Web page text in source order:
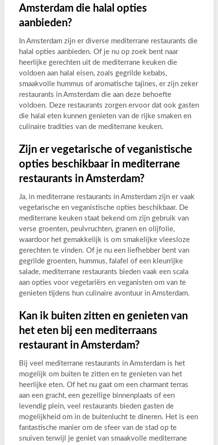
Amsterdam die halal opties
aanbieden?
In Amsterdam zijn er diverse mediterrane restaurants die
halal opties aanbieden. Of je nu op zoek bent naar
heerlijke gerechten uit de mediterrane keuken die
voldoen aan halal eisen, zoals gegrilde kebabs,
smaakvolle hummus of aromatische tajines, er zijn zeker
restaurants in Amsterdam die aan deze behoefte
voldoen. Deze restaurants zorgen ervoor dat ook gasten
die halal eten kunnen genieten van de rijke smaken en
culinaire tradities van de mediterrane keuken.
Zijn er vegetarische of veganistische
opties beschikbaar in mediterrane
restaurants in Amsterdam?
Ja, in mediterrane restaurants in Amsterdam zijn er vaak
vegetarische en veganistische opties beschikbaar. De
mediterrane keuken staat bekend om zijn gebruik van
verse groenten, peulvruchten, granen en olijfolie,
waardoor het gemakkelijk is om smakelijke vleesloze
gerechten te vinden. Of je nu een liefhebber bent van
gegrilde groenten, hummus, falafel of een kleurrijke
salade, mediterrane restaurants bieden vaak een scala
aan opties voor vegetariërs en veganisten om van te
genieten tijdens hun culinaire avontuur in Amsterdam.
Kan ik buiten zitten en genieten van
het eten bij een mediterraans
restaurant in Amsterdam?
Bij veel mediterrane restaurants in Amsterdam is het
mogelijk om buiten te zitten en te genieten van het
heerlijke eten. Of het nu gaat om een charmant terras
aan een gracht, een gezellige binnenplaats of een
levendig plein, veel restaurants bieden gasten de
mogelijkheid om in de buitenlucht te dineren. Het is een
fantastische manier om de sfeer van de stad op te
snuiven terwijl je geniet van smaakvolle mediterrane